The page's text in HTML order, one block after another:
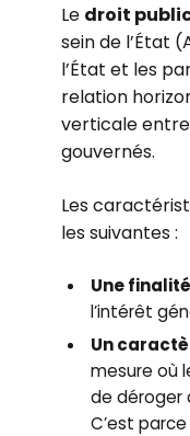
Le droit
sein de l’État
l’État et les
relation
verticale
gouvernés.
Les
les suivantes :
Une finalité
l’intérêt
Un
mesure où
de déroger
C’est